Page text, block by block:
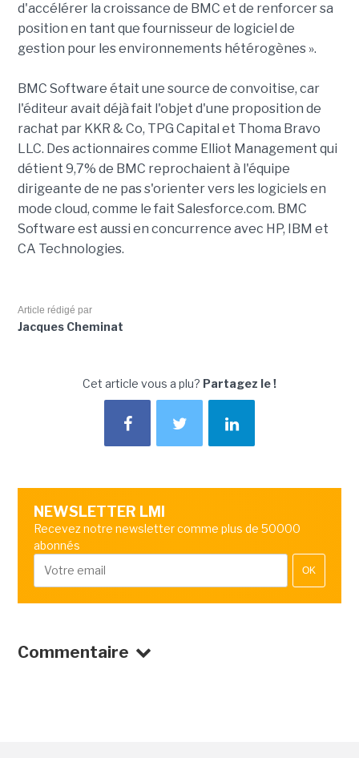
d'accélérer la croissance de BMC et de renforcer sa
position en tant que fournisseur de logiciel de
gestion pour les environnements hétérogènes ».
BMC Software était une source de convoitise, car
l'éditeur avait déjà fait l'objet d'une proposition de
rachat par KKR & Co, TPG Capital et Thoma Bravo
LLC. Des actionnaires comme Elliot Management qui
détient 9,7% de BMC reprochaient à l'équipe
dirigeante de ne pas s'orienter vers les logiciels en
mode cloud, comme le fait Salesforce.com. BMC
Software est aussi en concurrence avec HP, IBM et
CA Technologies.
Article rédigé par
Jacques Cheminat
Cet article vous a plu? Partagez le !
NEWSLETTER LMI
Recevez notre newsletter comme plus de 50000
abonnés
OK
Commentaire